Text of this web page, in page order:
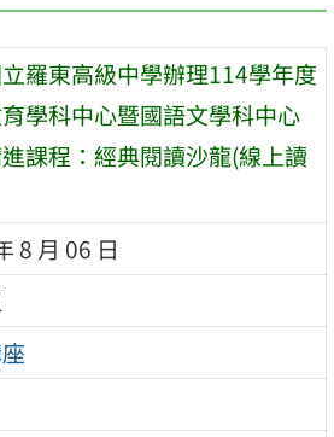
羅東高級中學辦理114學年度
學科中心暨國語文學科中心
課程：經典閱讀沙龍(線上讀
8 月 06 日